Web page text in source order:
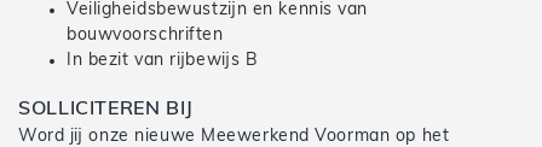
Veiligheidsbewustzijn en kennis van
bouwvoorschriften
In bezit van rijbewijs B
SOLLICITEREN BIJ
Word jij onze nieuwe Meewerkend Voorman op het